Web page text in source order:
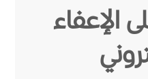
الإعفاء